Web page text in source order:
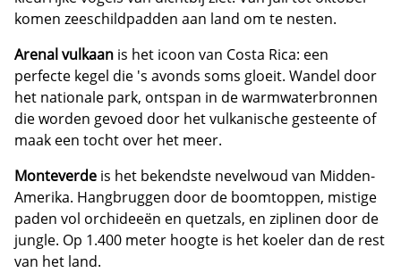
komen zeeschildpadden aan land om te nesten.
Arenal vulkaan is het icoon van Costa Rica: een
perfecte kegel die 's avonds soms gloeit. Wandel door
het nationale park, ontspan in de warmwaterbronnen
die worden gevoed door het vulkanische gesteente of
maak een tocht over het meer.
Monteverde is het bekendste nevelwoud van Midden-
Amerika. Hangbruggen door de boomtoppen, mistige
paden vol orchideeën en quetzals, en ziplinen door de
jungle. Op 1.400 meter hoogte is het koeler dan de rest
van het land.